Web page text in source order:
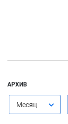
АРХИВ
Месяц